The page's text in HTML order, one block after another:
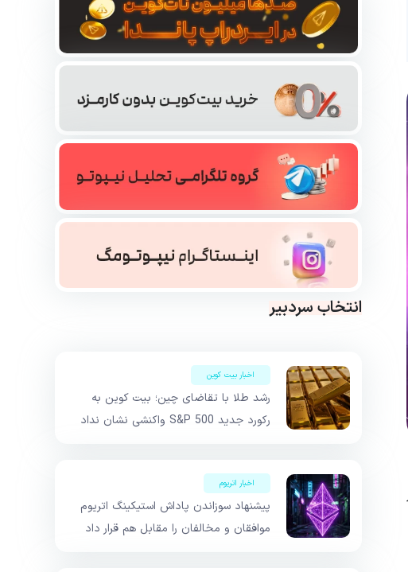
انتخاب سردبیر
اخبار بیت کوین
رشد طلا با تقاضای چین؛ بیت کوین به
رکورد جدید S&P 500 واکنشی نشان نداد
اخبار اتریوم
پیشنهاد سوزاندن پاداش استیکینگ اتریوم
موافقان و مخالفان را مقابل هم قرار داد